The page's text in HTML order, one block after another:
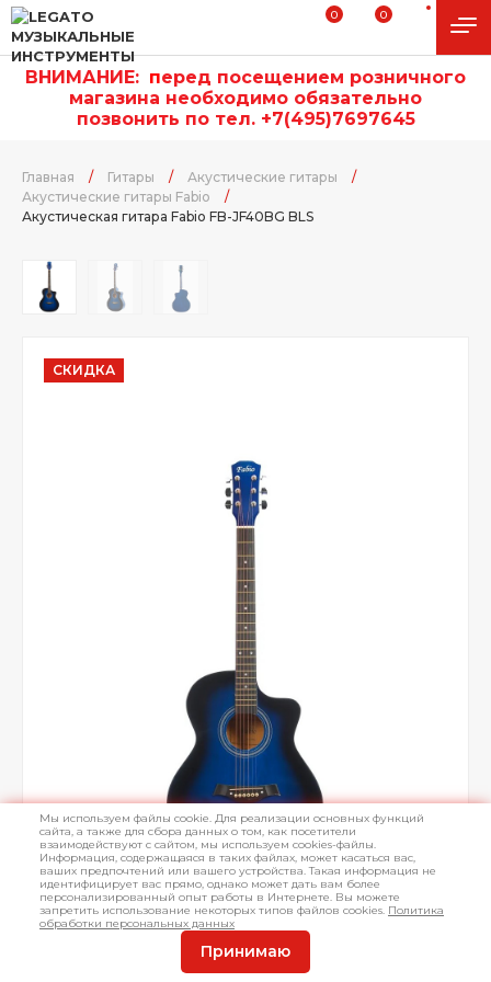
0 0
ВНИМАНИЕ: перед посещением розничного
магазина необходимо обязательно
позвонить по тел. +7(495)7697645
Главная / Гитары / Акустические гитары
/
Акустические гитары Fabio
/
Акустическая гитара Fabio FB-JF40BG BLS
СКИДКА
Мы используем файлы cookie. Для реализации основных функций
сайта, а также для сбора данных о том, как посетители
взаимодействуют с сайтом, мы используем cookies-файлы.
Информация, содержащаяся в таких файлах, может касаться вас,
ваших предпочтений или вашего устройства. Такая информация не
идентифицирует вас прямо, однако может дать вам более
персонализированный опыт работы в Интернете. Вы можете
запретить использование некоторых типов файлов cookies. Политика
обработки персональных данных
Принимаю